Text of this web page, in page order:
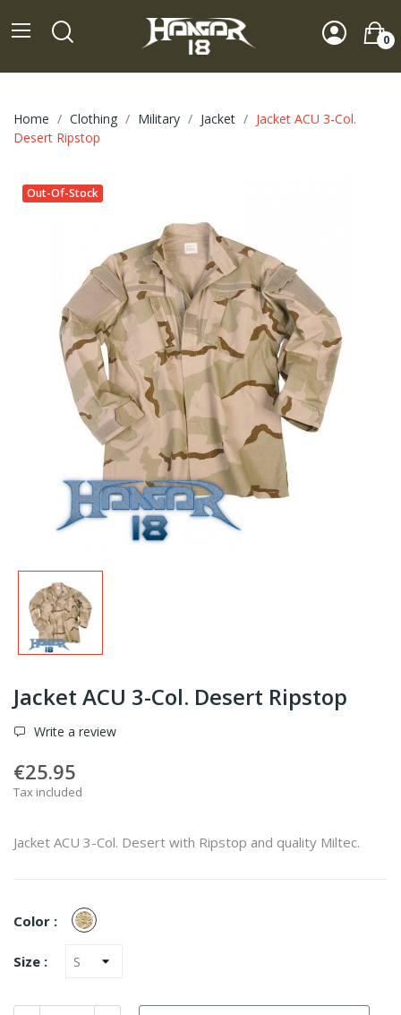
0
Home Clothing Military Jacket
Jacket ACU 3-Col.
Desert Ripstop
Out-Of-Stock
Jacket ACU 3-Col. Desert Ripstop
Write a review
€25.95
Tax included
Jacket ACU 3-Col. Desert with Ripstop and quality Miltec.
Color : 3-
Color
Size :